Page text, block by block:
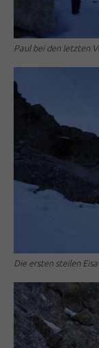
Paul bei den letzten
Die ersten steilen